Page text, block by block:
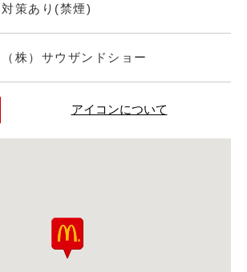
対策あり(禁煙)
（株）サウザンドショー
アイコンについて